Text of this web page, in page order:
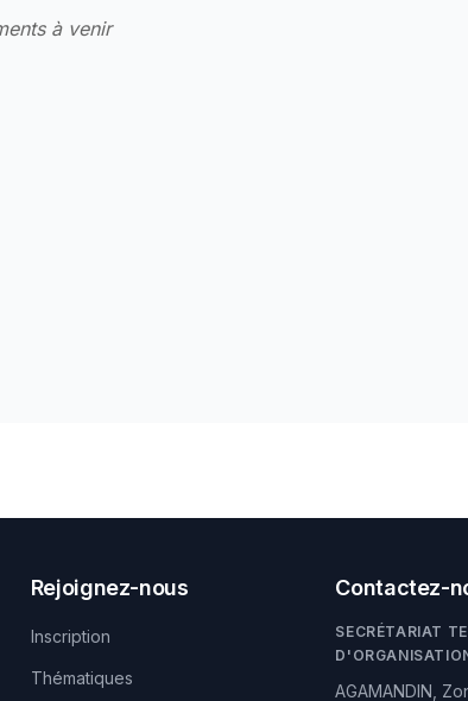
à venir
Rejoignez-nous
Inscription
Thématiques
Contactez-
SECRÉTARIAT
AGAMANDIN,